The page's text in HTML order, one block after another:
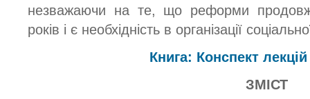
незважаючи на те, що реформи
років і є необхідність в організації
Книга: Конспект лекцій
ЗМІСТ